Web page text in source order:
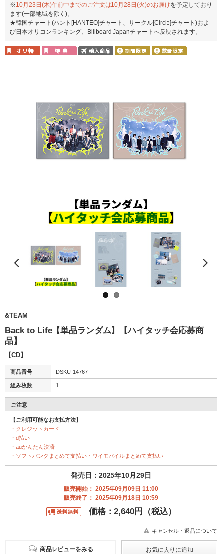
※10月23日(木)午前中までのご注文は10月28日(火)のお届けを予定しており
ます(一部地域を除く)。
★韓国チャート(ハント[HANTEO]チャート、サークル[Circle]チャート)およ
び日本オリコンランキング、Billboard Japanチャートへ反映されます。
&TEAM
Back to Life【単品ランダム】【ハイタッチ会応募商
品】
【CD】
商品番号 DSKU-14767
組み枚数 1
ご注意
【ご利用可能なお支払方法】
・クレジットカード
・d払い
・auかんたん決済
・ソフトバンクまとめて支払い・ワイモバイルまとめて支払い
発売日：2025年10月29日
販売開始： 2025年09月09日 11:00
販売終了： 2025年09月18日 10:59
価格：2,640円（税込）
キャンセル・返品について
商品レビューをみる